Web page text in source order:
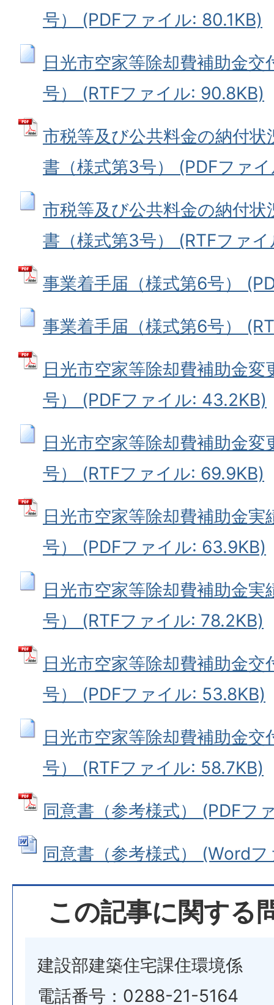
号） (PDFファイル: 80.1KB)
日光市空家等除却費補助金
号） (RTFファイル: 90.8KB)
市税等及び公共料金の納付
書（様式第3号） (PDFファ
市税等及び公共料金の納付
書（様式第3号） (RTFファ
事業着手届（様式第6号）
事業着手届（様式第6号）
日光市空家等除却費補助金変
号） (PDFファイル: 43.2KB)
日光市空家等除却費補助金変
号） (RTFファイル: 69.9KB)
日光市空家等除却費補助金
号） (PDFファイル: 63.9KB)
日光市空家等除却費補助金
号） (RTFファイル: 78.2KB)
日光市空家等除却費補助金交
号） (PDFファイル: 53.8KB)
日光市空家等除却費補助金交
号） (RTFファイル: 58.7KB)
同意書（参考様式） (PDFフ
同意書（参考様式） (Word
この記事に関する
建設部建築住宅課住環境係
電話番号：0288-21-5164